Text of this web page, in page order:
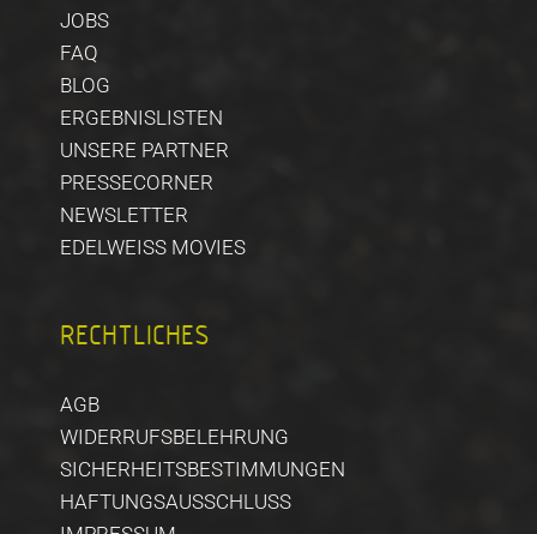
JOBS
FAQ
BLOG
ERGEBNISLISTEN
UNSERE PARTNER
PRESSECORNER
NEWSLETTER
EDELWEISS MOVIES
RECHTLICHES
AGB
WIDERRUFSBELEHRUNG
SICHERHEITSBESTIMMUNGEN
HAFTUNGSAUSSCHLUSS